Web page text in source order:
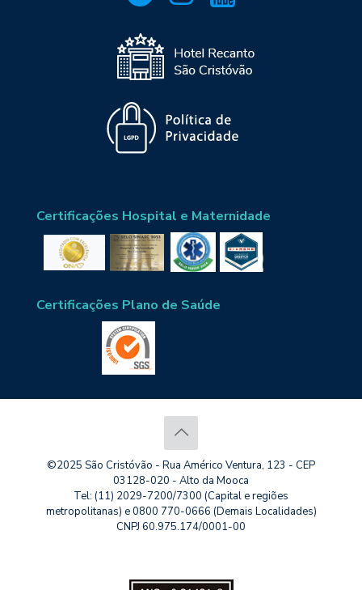
Certificações Hospital e Maternidade
Certificações Plano de Saúde
©2025 São Cristóvão - Rua Américo Ventura, 123 - CEP
03128-020 - Alto da Mooca
Tel: (11) 2029-7200/7300 (Capital e regiões
metropolitanas) e 0800 770-0666 (Demais Localidades)
CNPJ 60.975.174/0001-00